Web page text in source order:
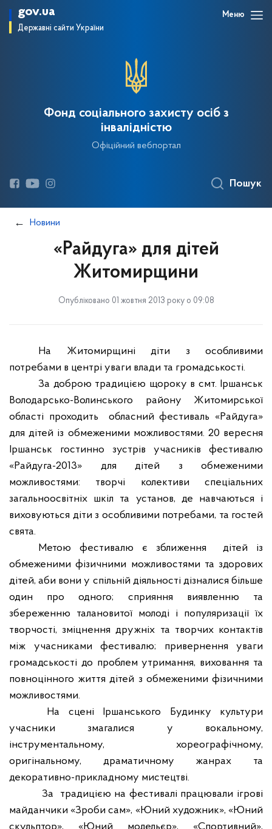
gov.ua
Державні сайти України
Меню
Фонд соціального захисту осіб з
інвалідністю
Офіційний вебпортал
Пошук
Новини
«Райдуга» для дітей
Житомирщини
Опубліковано 01 жовтня 2013 року о 09:08
На Житомирщині діти з особливими
потребами в центрі уваги влади та громадськості.
За доброю традицією щороку в смт. Іршанськ
Володарсько-Волинського району Житомирської
області проходить обласний фестиваль «Райдуга»
для дітей із обмеженими можливостями. 20 вересня
Іршанськ гостинно зустрів учасників фестивалю
«Райдуга-2013» для дітей з обмеженими
можливостями: творчі колективи спеціальних
загальноосвітніх шкіл та установ, де навчаються і
виховуються діти з особливими потребами, та гостей
свята.
Метою фестивалю є зближення
дітей із
обмеженими фізичними можливостями та здорових
дітей, аби вони у спільній діяльності дізналися більше
один про одного; сприяння виявленню та
збереженню талановитої молоді і популяризації їх
творчості, зміцнення дружніх та творчих контактів
між учасниками фестивалю; привернення уваги
громадськості до проблем утримання, виховання та
повноцінного життя дітей з обмеженими фізичними
можливостями.
На сцені Іршанського Будинку культури
учасники змагалися у вокальному,
інструментальному, хореографічному,
оригінальному, драматичному жанрах та
декоративно-прикладному мистецтві.
За традицією на фестивалі працювали ігрові
майданчики «Зроби сам», «Юний художник», «Юний